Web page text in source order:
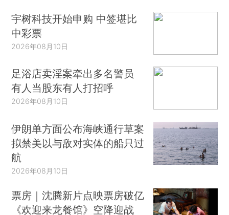
宇树科技开始申购 中签堪比
中彩票
2026年08月10日
足浴店卖淫案牵出多名警员
有人当股东有人打招呼
2026年08月10日
伊朗单方面公布海峡通行草案
拟禁美以与敌对实体的船只过
航
2026年08月10日
票房｜沈腾新片点映票房破亿
《欢迎来龙餐馆》空降迎战